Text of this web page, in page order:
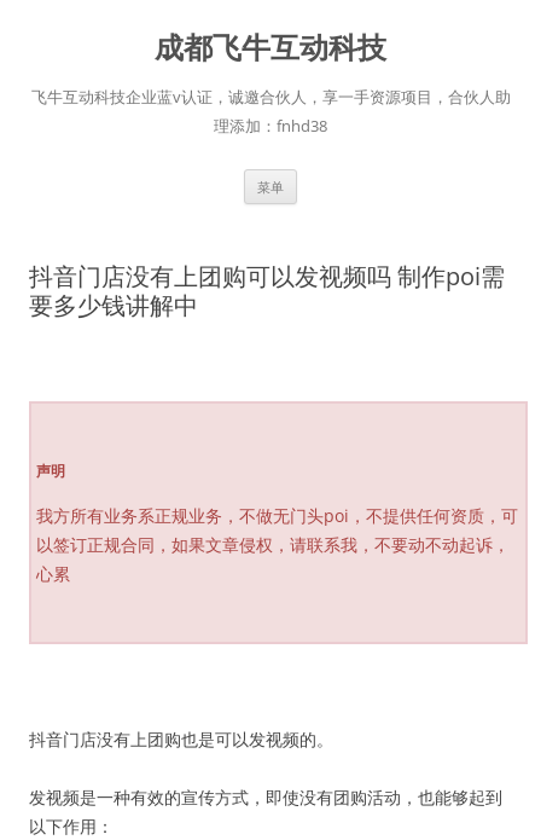
成都飞牛互动科技
飞牛互动科技企业蓝v认证，诚邀合伙人，享一手资源项目，合伙人助
理添加：fnhd38
菜单
抖音门店没有上团购可以发视频吗 制作poi需
要多少钱讲解中
声明
我方所有业务系正规业务，不做无门头poi，不提供任何资质，可
以签订正规合同，如果文章侵权，请联系我，不要动不动起诉，
心累
抖音门店没有上团购也是可以发视频的。
发视频是一种有效的宣传方式，即使没有团购活动，也能够起到
以下作用：